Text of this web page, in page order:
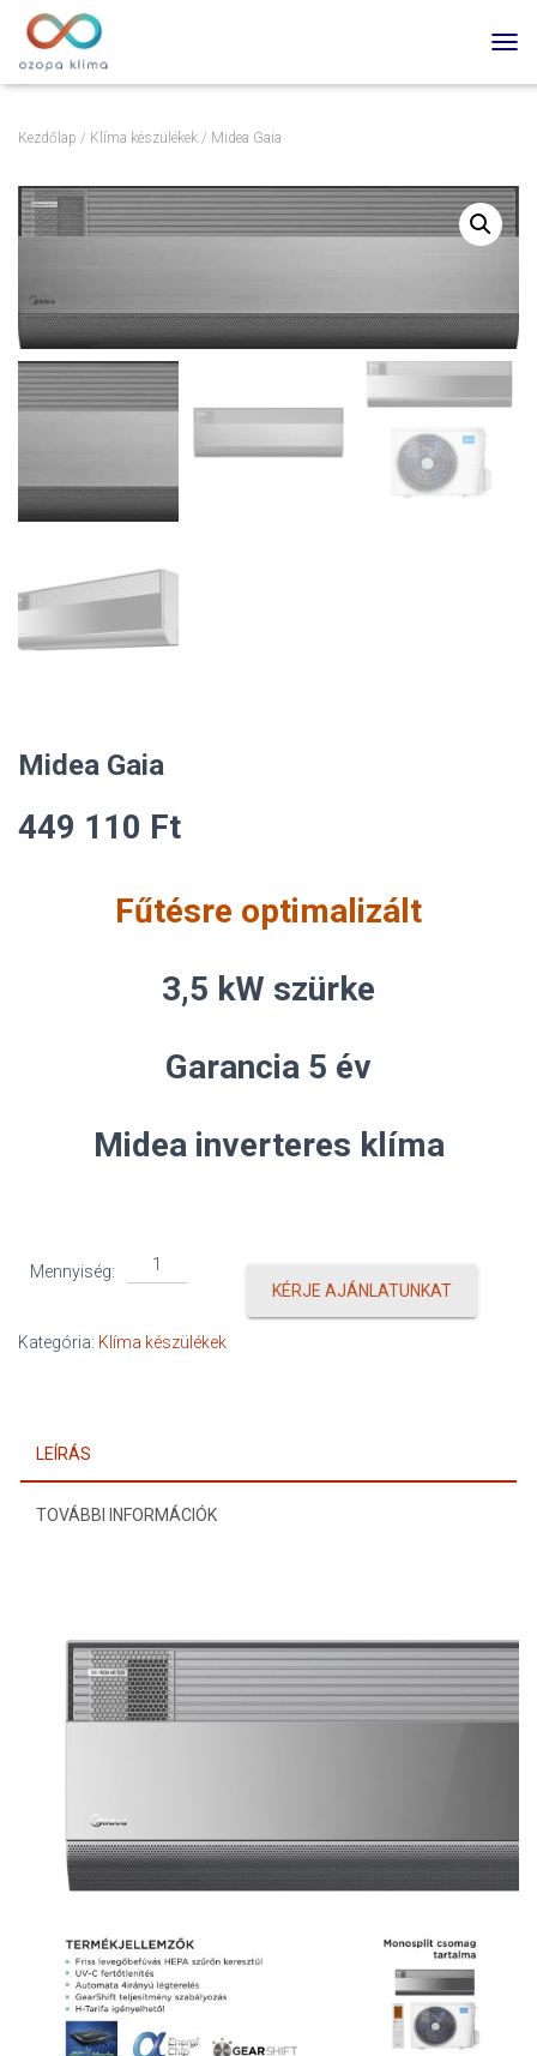
Kezdőlap / Klíma készülékek / Midea Gaia
Midea Gaia
449 110 Ft
Fűtésre optimalizált
3,5 kW szürke
Garancia 5 év
Midea inverteres klíma
Mennyiség:
Midea
Gaia
KÉRJE AJÁNLATUNKAT
Kategória: Klíma készülékek
LEÍRÁS
TOVÁBBI INFORMÁCIÓK